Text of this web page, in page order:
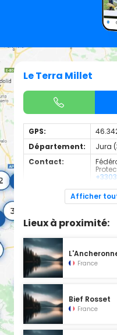
Le Terra Millet
GPS:
Département:
Jura
Contact:
Espèces de
Truite
catégorie piscicole à cet
Afficher
Lieux à proximité:
France
Bief Rosset
France